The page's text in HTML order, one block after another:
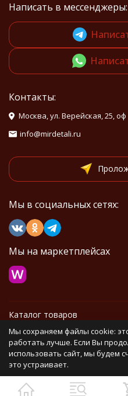
Написать в мессенджеры:
Контакты:
Москва, ул. Верейская, 25, оф
info@mirdetali.ru
Мы в социальных сетях:
Мы на маркетплейсах
Каталог товаров
Информация
Политика персональных
Мы сохраняем файлы cookie:
работать лучше. Если Вы
использовать сайт, мы будем
это устраивает.